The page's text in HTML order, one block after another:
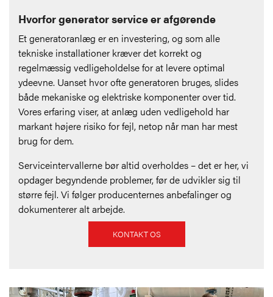
Hvorfor generator service er afgørende
Et generatoranlæg er en investering, og som alle
tekniske installationer kræver det korrekt og
regelmæssig vedligeholdelse for at levere optimal
ydeevne. Uanset hvor ofte generatoren bruges, slides
både mekaniske og elektriske komponenter over tid.
Vores erfaring viser, at anlæg uden vedligehold har
markant højere risiko for fejl, netop når man har mest
brug for dem.
Serviceintervallerne bør altid overholdes – det er her, vi
opdager begyndende problemer, før de udvikler sig til
større fejl. Vi følger producenternes anbefalinger og
dokumenterer alt arbejde.
KONTAKT OS